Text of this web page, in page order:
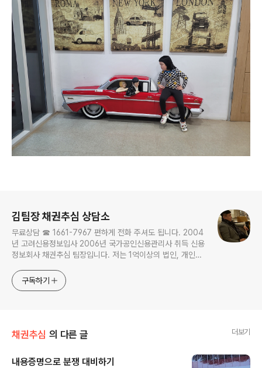
김팀장 채권추심 상담소
무료상담 ☎ 1661-7967 편하게 전화 주셔도 됩니다. 2004
년 고려신용정보입사 2006년 국가공인신용관리사 취득 신용
정보회사 채권추심 팀장입니다. 저는 1억이상의 법인, 개인사
무자 재산 조사·조회, 채권추심이 필요한 채권자는 편하게 노
크하세요!
구독하기
채권추심 의 다른 글 더보기
내용증명으로 분쟁 대비하기